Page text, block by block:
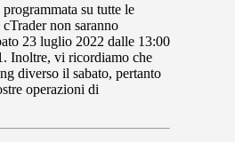
su tutte le
cTradernon saranno
23 luglio 2022 dalle 13:00
Inoltre, vi ricordiamo che
diverso il sabato, pertanto
operazioni di